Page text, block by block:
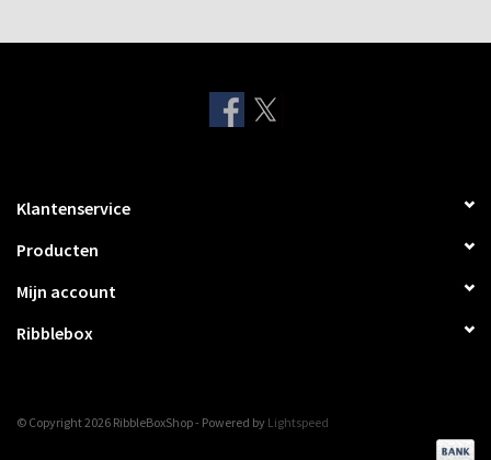
Klantenservice
Producten
Mijn account
Ribblebox
© Copyright 2026 RibbleBoxShop - Powered by Lightspeed